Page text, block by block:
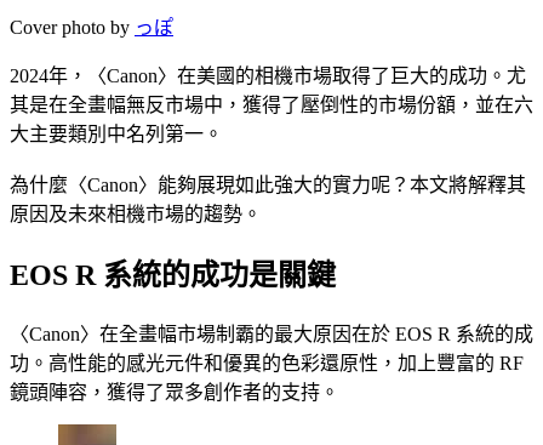
Cover photo by っぽ
2024年，〈Canon〉在美國的相機市場取得了巨大的成功。尤
其是在全畫幅無反市場中，獲得了壓倒性的市場份額，並在六
大主要類別中名列第一。
為什麼〈Canon〉能夠展現如此強大的實力呢？本文將解釋其
原因及未來相機市場的趨勢。
EOS R 系統的成功是關鍵
〈Canon〉在全畫幅市場制霸的最大原因在於 EOS R 系統的成
功。高性能的感光元件和優異的色彩還原性，加上豐富的 RF
鏡頭陣容，獲得了眾多創作者的支持。